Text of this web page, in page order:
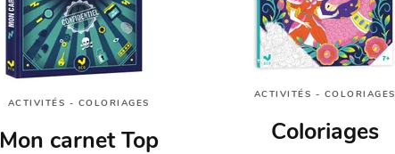
ACTIVITÉS - COLORIAGES
Mon carnet Top
ACTIVITÉS - COLORIAGES
Coloriages